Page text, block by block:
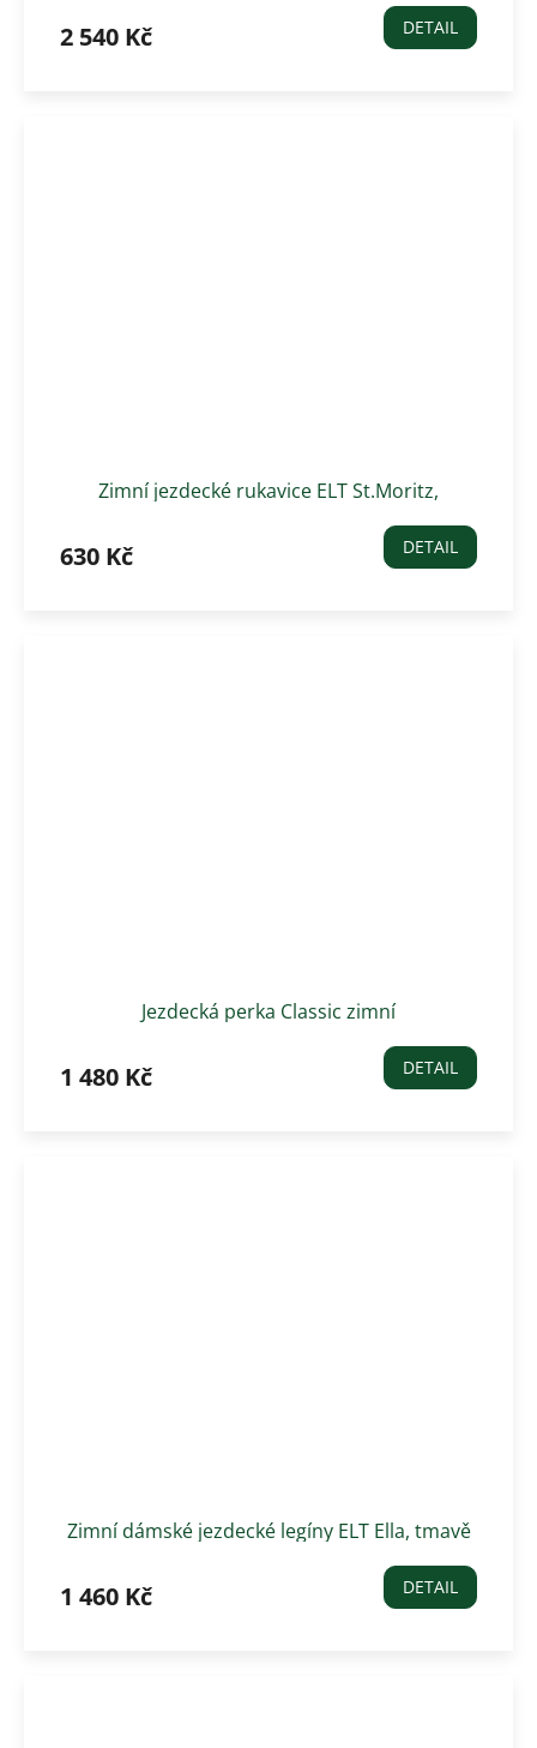
2 540 Kč DETAIL
Zimní jezdecké rukavice ELT St.Moritz,
630 Kč DETAIL
Jezdecká perka Classic zimní
1 480 Kč DETAIL
Zimní dámské jezdecké legíny ELT Ella, tmavě
1 460 Kč DETAIL